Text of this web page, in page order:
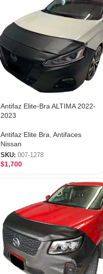
Antifaz Elite-Bra ALTIMA 2022-
2023
Antifaz Elite Bra Antifaces
Nissan
SKU: 007-1278
$1,700